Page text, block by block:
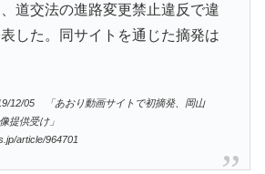
道交法の進路変更禁止違反で違
した。同サイトを通じた摘発は
12/05 「あおり動画サイトで初摘発、岡山
像提供受け」
article/964701